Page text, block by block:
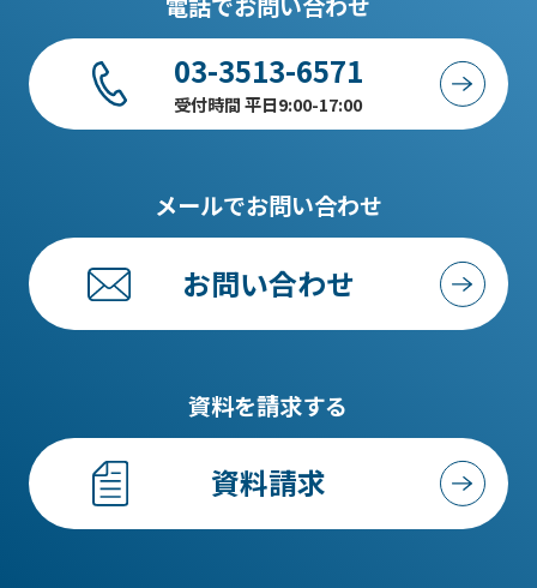
03-3513-6571
受付時間 平日9:00-17:00
メールでお問い合わせ
お問い合わせ
資料を請求する
資料請求